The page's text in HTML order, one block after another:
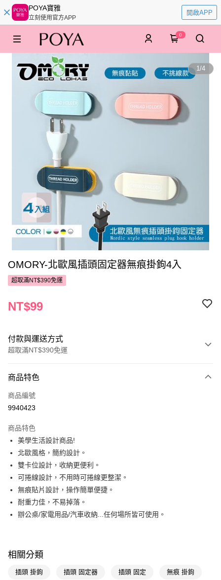
POYA寶雅
立刻使用官方APP
開啟APP
0
1/4
OMORY-北歐風插頭固定器無痕掛鉤4入
超取滿NT$390免運
NT$99
付款與運送方式
超取滿NT$390免運
POYA支付
信用卡一次付款
LINE Pay
Apple Pay
街口支付
悠遊付
Google Pay
【關於「AFTEE先享後付」】
便利好安心！
即享券
商品特色
商品編號
9940423
商品特色
美學生活設計商品!
北歐風格，簡約設計。
雙卡位設計，收納更便利。
可捲線設計，不用時可捲線更整潔。
無痕貼片設計，操作簡單便捷。
耐重力佳，不易掉落。
辦公桌/家電用品/汽車收納...任何場所皆可使用。
相關分類
插頭 掛鉤 插頭 固定器 插頭 固定 無痕 掛鉤